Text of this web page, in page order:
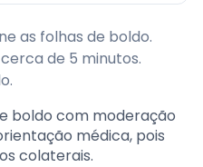
as folhas de boldo.
de 5 minutos.
boldo com moderação
médica, pois
colaterais.